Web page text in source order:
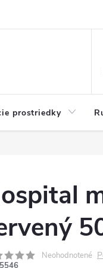
prostriedky
Neohodnotené
5546